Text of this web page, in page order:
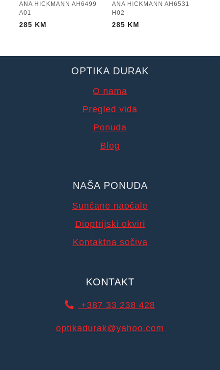
ANA HICKMANN AH6499
A01
285 KM
ANA HICKMANN AH6531
H02
285 KM
OPTIKA DURAK
O nama
Pregled vida
Ponuda
Blog
NAŠA PONUDA
Sunčane naočale
Dioptrijski okviri
Kontaktna sočiva
KONTAKT
+387 33 238 428
optikadurak@yahoo.com